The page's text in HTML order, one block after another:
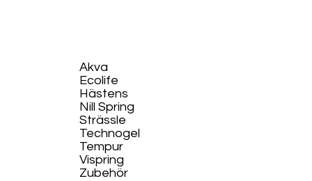
Akva
Ecolife​
Hästens
Nill Spring
Strässle
Technogel
Tempur
Vispring
Zubehör